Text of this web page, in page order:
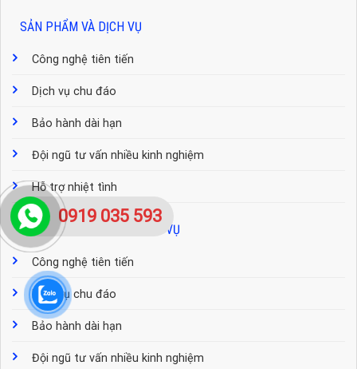
SẢN PHẨM VÀ DỊCH VỤ
Công nghệ tiên tiến
Dịch vụ chu đáo
Bảo hành dài hạn
Đội ngũ tư vấn nhiều kinh nghiệm
Hỗ trợ nhiệt tình
CÁC BÀI VIẾT TƯ VẤN DỊCH VỤ
Công nghệ tiên tiến
Dịch vụ chu đáo
Bảo hành dài hạn
Đội ngũ tư vấn nhiều kinh nghiệm
0919 035 593